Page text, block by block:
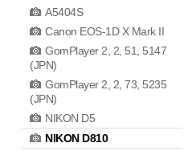
A5404S
Canon EOS-1D X Mark II
GomPlayer 2, 2, 51, 5147
(JPN)
GomPlayer 2, 2, 73, 5235
(JPN)
NIKON D5
NIKON D810